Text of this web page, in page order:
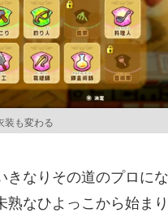
装も変わる
きなりその道のプロに
熟なひよっこから始まり